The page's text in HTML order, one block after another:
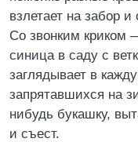
взлетает на забор
Со звонким криком
синица в саду с
заглядывает в
запрятавшихся на
нибудь букашку,
и съест.